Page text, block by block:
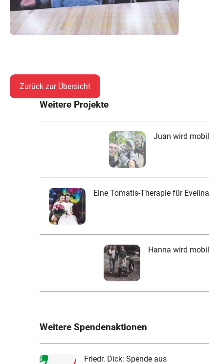
Zurück zur Übersicht
Weitere Projekte
Juan wird mobil
Eine Tomatis-Therapie für Evelina
Hanna wird mobil
Weitere Spendenaktionen
Friedr. Dick: Spende aus